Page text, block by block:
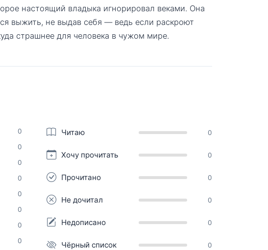
настоящий владыка игнорировал веками. Она
выжить, не выдав себя — ведь если раскроют
страшнее для человека в чужом мире.
0
0
0
0
0
0
0
0
Читаю 0
Хочу прочитать 0
Прочитано 0
Не дочитал 0
Недописано 0
Чёрный список 0